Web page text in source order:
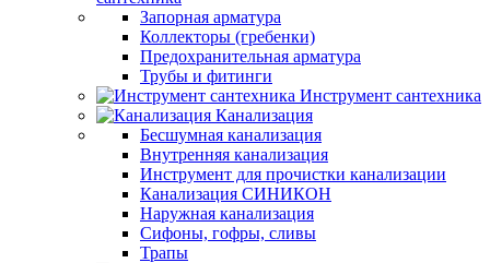
Запорная арматура
Коллекторы (гребенки)
Предохранительная арматура
Трубы и фитинги
Инструмент сантехника
Канализация
Бесшумная канализация
Внутренняя канализация
Инструмент для прочистки канализации
Канализация СИНИКОН
Наружная канализация
Сифоны, гофры, сливы
Трапы